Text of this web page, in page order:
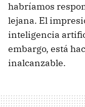
habríamos
lejana. El
inteligencia
embargo, está
inalcanzable.